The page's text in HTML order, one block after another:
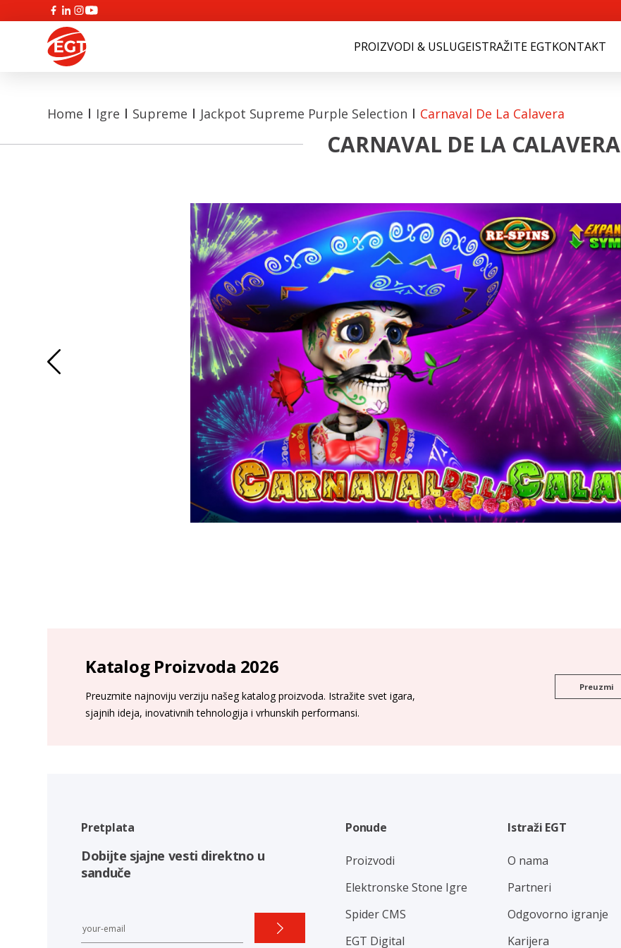
PROIZVODI & USLUGEISTRAŽITE EGTKONTAKT
Home Igre Supreme Jackpot Supreme Purple Selection Carnaval De La Calavera
CARNAVAL DE LA CALAVERA
Katalog Proizvoda 2026
Preuzmite najnoviju verziju našeg katalog proizvoda. Istražite svet igara,
sjajnih ideja, inovativnih tehnologija i vrhunskih performansi.
Preuzmi
Pretplata
Dobijte sjajne vesti direktno u
sanduče
Ponude
Proizvodi
Elektronske Stone Igre
Spider CMS
EGT Digital
Istraži EGT
O nama
Partneri
Odgovorno igranje
Karijera